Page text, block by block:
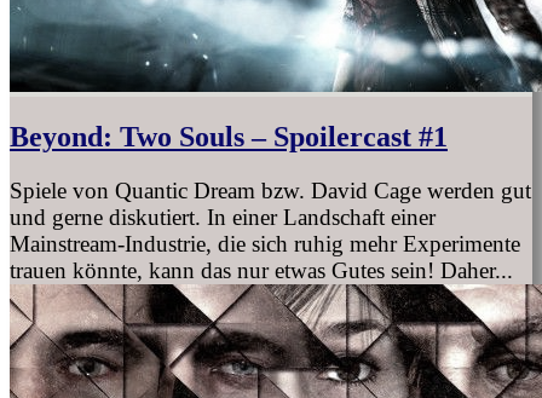
Beyond: Two Souls – Spoilercast #1
Spiele von Quantic Dream bzw. David Cage werden gut
und gerne diskutiert. In einer Landschaft einer
Mainstream-Industrie, die sich ruhig mehr Experimente
trauen könnte, kann das nur etwas Gutes sein! Daher...